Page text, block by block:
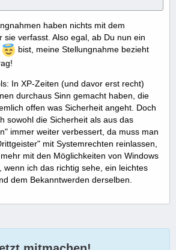
haben nichts mit dem
sie verfasst. Also egal, ab Du nun ein
bist, meine Stellungnahme bezieht
In XP-Zeiten (und davor erst recht)
durchaus Sinn gemacht haben, die
offen was Sicherheit angeht. Doch
sowohl die Sicherheit als aus das
immer weiter verbessert, da muss man
mit Systemrechten reinlassen,
mit den Möglichkeiten von Windows
wenn ich das richtig sehe, ein leichtes
dem Bekanntwerden derselben.